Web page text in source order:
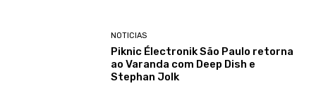
NOTICIAS
Piknic Électronik São Paulo retorna
ao Varanda com Deep Dish e
Stephan Jolk